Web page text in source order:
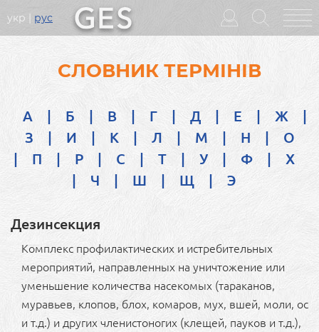
укр рус
Головне
меню
СЛОВНИК ТЕРМІНІВ
А Б В Г Д Е Ж
З
И К Л М Н
О
П Р С Т У Ф
Х
Ч Ш Щ Э
Дезинсекция
Комплекс профилактических и истребительных
мероприятий, направленных на уничтожение или
уменьшение количества насекомых (тараканов,
муравьев, клопов, блох, комаров, мух, вшей, моли, ос
и т.д.) и других членистоногих (клещей, пауков и т.д.),